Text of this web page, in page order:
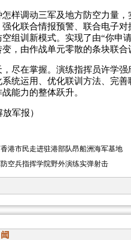
调动三军及地方防空力量，
化联合情报预警、联合电子
组训新模式。实现了由“你申
，由作战单元零散的条块联
在掌握。演练指挥员许学强
统运用、优化联训方法、完
能力的整体跃升。
军报）
港市民走进驻港部队昂船洲海军基地
空兵指挥学院野外演练实弹射击